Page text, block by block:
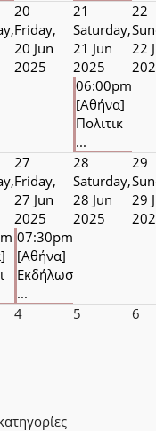
20
Friday,
20 Jun
2025
21
Saturday,
21 Jun
2025
06:00pm
[Αθήνα]
Πολιτικ
...
22
22
27
Friday,
27 Jun
2025
07:30pm
[Αθήνα]
Εκδήλωσ
...
28
Saturday,
28 Jun
2025
29
29
4 5 6